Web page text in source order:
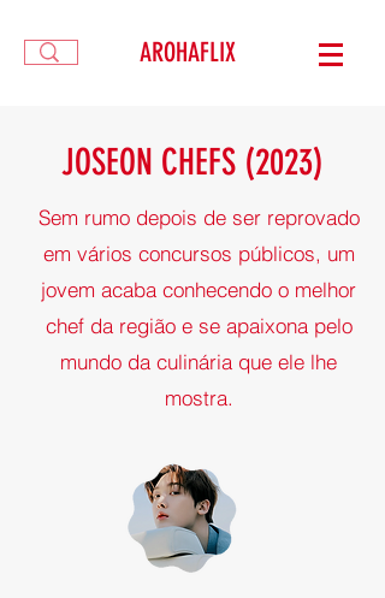
AROHAFLIX
JOSEON CHEFS (2023)
Sem rumo depois de ser reprovado
em vários concursos públicos, um
jovem acaba conhecendo o melhor
chef da região e se apaixona pelo
mundo da culinária que ele lhe
mostra.